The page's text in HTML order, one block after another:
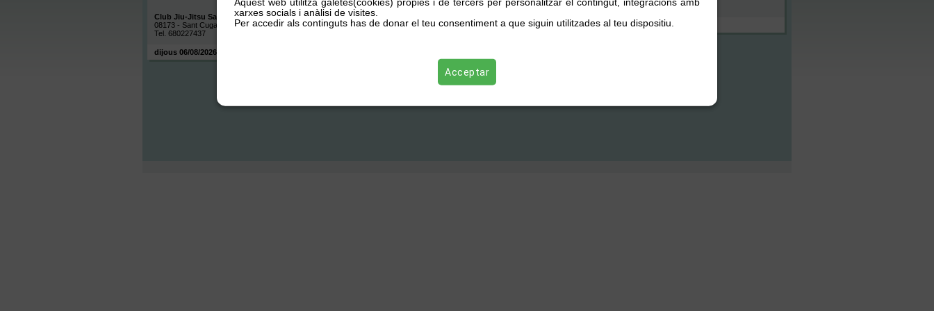
Club Jiu-Jitsu Sant Cugat
08173 - Sant Cugat
Tel. 680227437
dijous 06/08/2026
Aquest web utilitza galetes(cookies) pròpies i de tercers per personalitzar el contingut, integracions amb
xarxes socials i anàlisi de visites.
Per accedir als continguts has de donar el teu consentiment a que siguin utilitzades al teu dispositiu.
Acceptar